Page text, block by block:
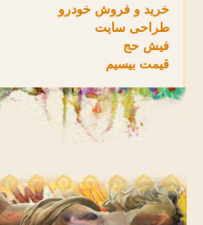
خرید و فروش خودرو
طراحی سایت
فیش حج
قیمت بیسیم